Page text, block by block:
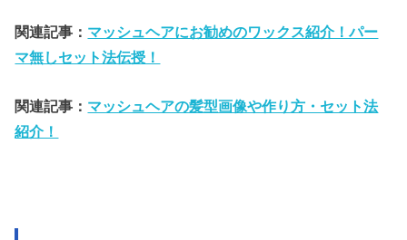
関連記事： マッシュヘアにお勧めのワックス紹介！パー
マ無しセット法伝授！
関連記事： マッシュヘアの髪型画像や作り方・セット法
紹介！